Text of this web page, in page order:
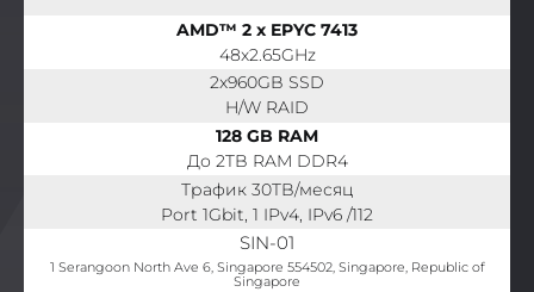
AMD™ 2 x EPYC 7413
48x2.65GHz
2x960GB SSD
H/W RAID
128 GB RAM
До 2TB RAM DDR4
Трафик 30TB/месяц
Port 1Gbit, 1 IPv4, IPv6 /112
SIN-01
1 Serangoon North Ave 6, Singapore 554502, Singapore, Republic of
Singapore